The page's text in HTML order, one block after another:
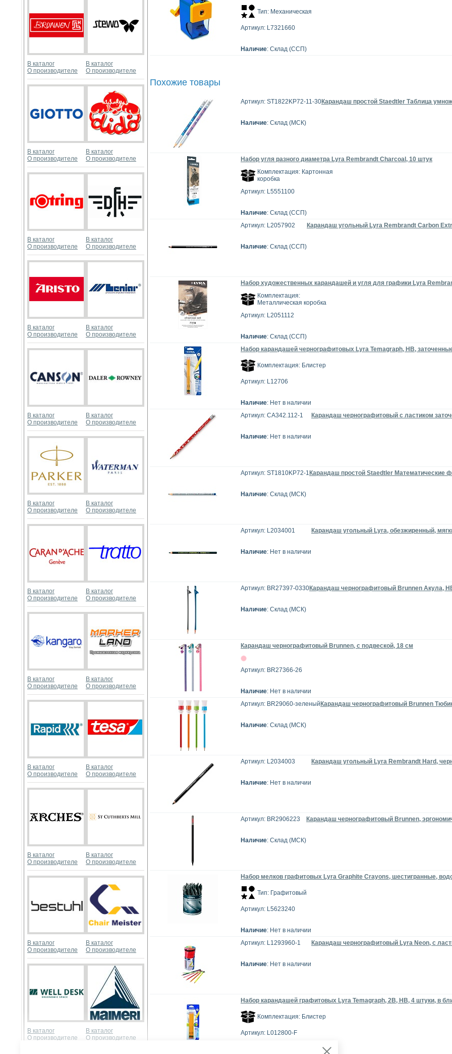
В каталог
О производителе
В каталог
О производителе
В каталог
О производителе
В каталог
О производителе
В каталог
О производителе
В каталог
О производителе
В каталог
О производителе
В каталог
О производителе
В каталог
О производителе
В каталог
О производителе
В каталог
О производителе
В каталог
О производителе
В каталог
О производителе
В каталог
О производителе
В каталог
О производителе
В каталог
О производителе
В каталог
О производителе
В каталог
О производителе
В каталог
О производителе
В каталог
О производителе
В каталог
О производителе
В каталог
О производителе
В каталог
О производителе
В каталог
О производителе
Тип: Механическая
Артикул: L7321660
Наличие: Склад (ССП)
Похожие товары
Карандаш простой Staedtler Таблица
Артикул: ST1822KP72-11-30
Наличие: Склад (МСК)
Набор угля разного диаметра Lyra Rembrandt Charcoal, 10 штук
Комплектация: Картонная
коробка
Артикул: L5551100
Наличие: Склад (ССП)
Карандаш угольный Lyra Rembrandt Carbon
Артикул: L2057902
Наличие: Склад (ССП)
Набор художественных карандашей и угля для графики Lyra
Комплектация:
Металлическая коробка
Артикул: L2051112
Наличие: Склад (ССП)
Набор карандашей чернографитовых Lyra Temagraph, HB,
Комплектация: Блистер
Артикул: L12706
Наличие: Нет в наличии
Карандаш чернографитовый с ластиком
Артикул: CA342.112-1
Наличие: Нет в наличии
Карандаш простой Staedtler Математические
Артикул: ST1810KP72-1
Наличие: Склад (МСК)
Карандаш угольный Lyra, обезжиренный,
Артикул: L2034001
Наличие: Нет в наличии
Карандаш чернографитовый Brunnen Акула,
Артикул: BR27397-0330
Наличие: Склад (МСК)
Карандаш чернографитовый Brunnen, с подвеской, 18 см
Артикул: BR27366-26
Наличие: Нет в наличии
Карандаш чернографитовый Brunnen
Артикул: BR29060-зеленый
Наличие: Склад (МСК)
Карандаш угольный Lyra Rembrandt Hard,
Артикул: L2034003
Наличие: Нет в наличии
Карандаш чернографитовый Brunnen,
Артикул: BR2906223
Наличие: Склад (МСК)
Набор мелков графитовых Lyra Graphite Crayons, шестигранные,
Тип: Графитовый
Артикул: L5623240
Наличие: Нет в наличии
Карандаш чернографитовый Lyra Neon, с
Артикул: L1293960-1
Наличие: Нет в наличии
Набор карандашей графитовых Lyra Temagraph, 2B, HB, 4 штуки, в
Комплектация: Блистер
Артикул: L012800-F